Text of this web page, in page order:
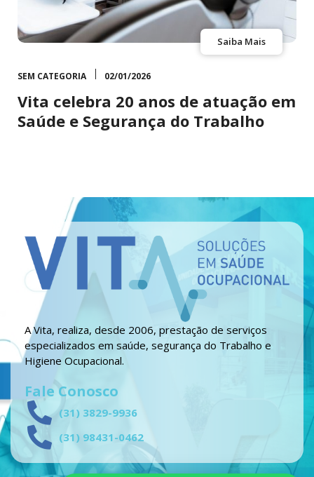
Saiba Mais
SEM CATEGORIA 02/01/2026
Vita celebra 20 anos de atuação em
Saúde e Segurança do Trabalho
A Vita, realiza, desde 2006, prestação de serviços
especializados em saúde, segurança do Trabalho e
Higiene Ocupacional.
Fale Conosco
(31) 3829-9936
(31) 98431-0462